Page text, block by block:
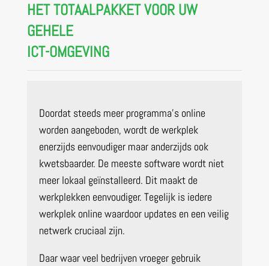
HET TOTAALPAKKET VOOR UW
GEHELE
ICT-OMGEVING
Doordat steeds meer programma’s online
worden aangeboden, wordt de werkplek
enerzijds eenvoudiger maar anderzijds ook
kwetsbaarder. De meeste software wordt niet
meer lokaal geïnstalleerd. Dit maakt de
werkplekken eenvoudiger. Tegelijk is iedere
werkplek online waardoor updates en een veilig
netwerk cruciaal zijn.
Daar waar veel bedrijven vroeger gebruik